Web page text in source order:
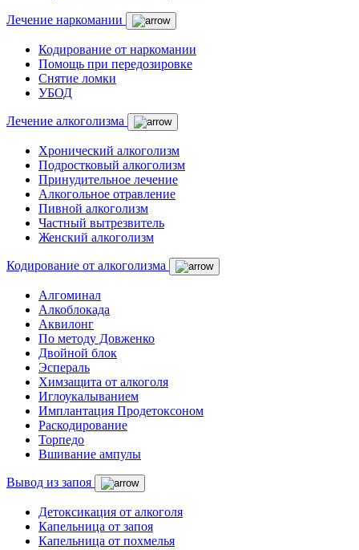
Лечение наркомании
Кодирование от наркомании
Помощь при передозировке
Снятие ломки
УБОД
Лечение алкоголизма
Хронический алкоголизм
Подростковый алкоголизм
Принудительное лечение
Алкогольное отравление
Пивной алкоголизм
Частный вытрезвитель
Женский алкоголизм
Кодирование от алкоголизма
Алгоминал
Алкоблокада
Аквилонг
По методу Довженко
Двойной блок
Эспераль
Химзащита от алкоголя
Иглоукалыванием
Имплантация Продетоксоном
Раскодирование
Торпедо
Вшивание ампулы
Вывод из запоя
Детоксикация от алкоголя
Капельница от запоя
Капельница от похмелья